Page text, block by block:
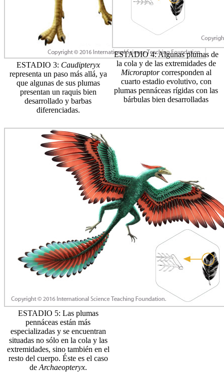
ESTADIO 3: Caudipteryx
representa un paso más allá, ya
que algunas de sus plumas
presentan un raquis bien
desarrollado y barbas
diferenciadas.
ESTADIO 4: Algunas plumas de
la cola y de las extremidades de
Microraptorcorresponden al
cuarto estadio evolutivo, con
plumas pennáceas rígidas con las
bárbulas bien desarrolladas
ESTADIO 5: Las plumas
pennáceas están más
especializadas y se encuentran
situadas no sólo en la cola y las
extremidades, sino también en el
resto del cuerpo. Éste es el caso
de Archaeopteryx.